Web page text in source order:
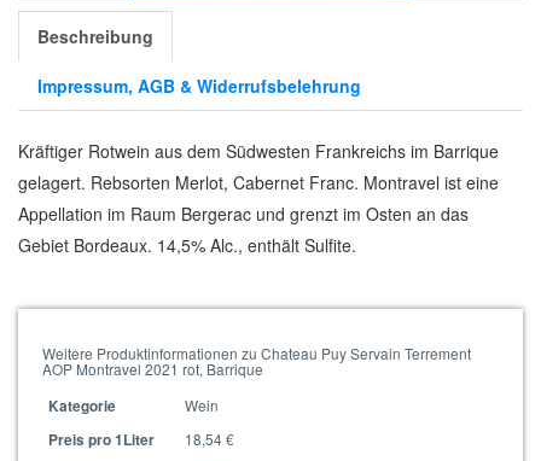
Beschreibung
Impressum, AGB & Widerrufsbelehrung
Kräftiger Rotwein aus dem Südwesten Frankreichs im Barrique
gelagert. Rebsorten Merlot, Cabernet Franc. Montravel ist eine
Appellation im Raum Bergerac und grenzt im Osten an das
Gebiet Bordeaux. 14,5% Alc., enthält Sulfite.
Weitere Produktinformationen zu Chateau Puy Servain Terrement
AOP Montravel 2021 rot, Barrique
Kategorie
Wein
Preis pro 1Liter
18,54 €